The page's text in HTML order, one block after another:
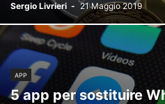
Sergio Livrieri - 21 Maggio 2019
APP
5 app per sostituire